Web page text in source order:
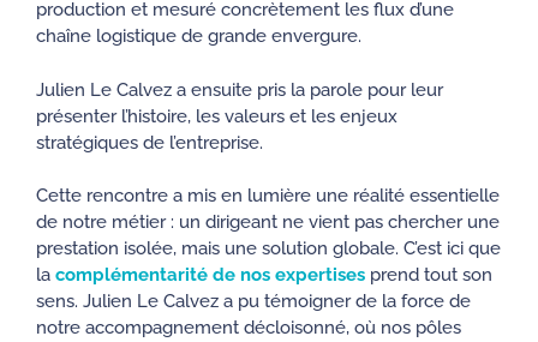
production et mesuré concrètement les flux d’une
chaîne logistique de grande envergure.
Julien Le Calvez a ensuite pris la parole pour leur
présenter l’histoire, les valeurs et les enjeux
stratégiques de l’entreprise.
Cette rencontre a mis en lumière une réalité essentielle
de notre métier : un dirigeant ne vient pas chercher une
prestation isolée, mais une solution globale. C’est ici que
la complémentarité de nos expertises prend tout son
sens. Julien Le Calvez a pu témoigner de la force de
notre accompagnement décloisonné, où nos pôles